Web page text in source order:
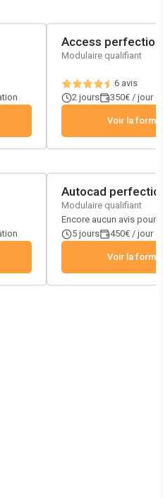
Access
Modulaire qualifiant
6 avis
2 jours
350€ / jour
Voir la
Autocad
Modulaire qualifiant
Encore aucun avis pour
5 jours
450€ / jour
Voir la